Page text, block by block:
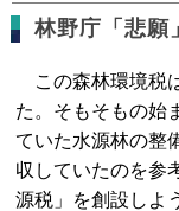
林野庁「悲願
この森林環境税
た。そもそもの始
ていた水源林の整
収していたのを参
源税」を創設しよ